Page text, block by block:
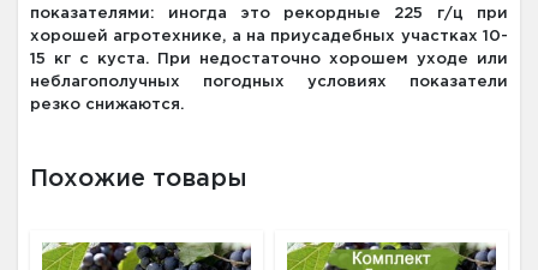
показателями: иногда это рекордные 225 г/ц при
хорошей агротехнике, а на приусадебных участках 10-
15 кг с куста. При недостаточно хорошем уходе или
неблагополучных погодных условиях показатели
резко снижаются.
Похожие товары